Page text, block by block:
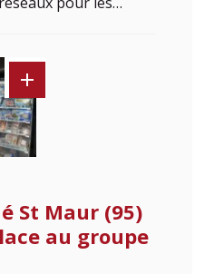
St Maur (95)
au groupe